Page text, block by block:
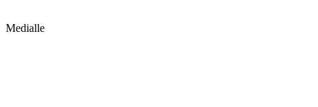
Medialle